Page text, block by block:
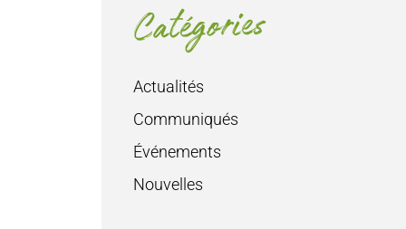
Catégories
Actualités
Communiqués
Événements
Nouvelles